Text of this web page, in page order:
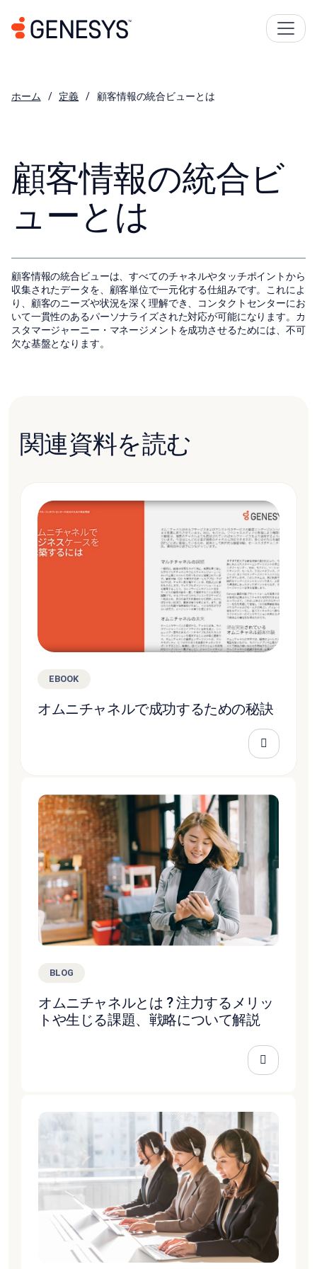
ホーム 定義 顧客情報の統合ビューとは
顧客情報の統合ビ
ューとは
顧客情報の統合ビューは、すべてのチャネルやタッチポイントから
収集されたデータを、顧客単位で一元化する仕組みです。これによ
り、顧客のニーズや状況を深く理解でき、コンタクトセンターにお
いて一貫性のあるパーソナライズされた対応が可能になります。カ
スタマージャーニー・マネージメントを成功させるためには、不可
欠な基盤となります。
関連資料を読む
EBOOK
オムニチャネルで成功するための秘訣
BLOG
オムニチャネルとは ? 注力するメリッ
トや生じる課題、戦略について解説